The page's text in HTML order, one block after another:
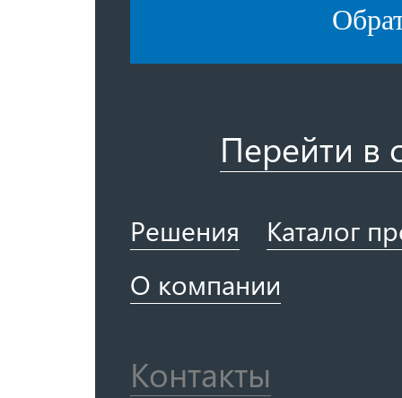
Перейти в
Решения
Каталог
О компании
Контакты